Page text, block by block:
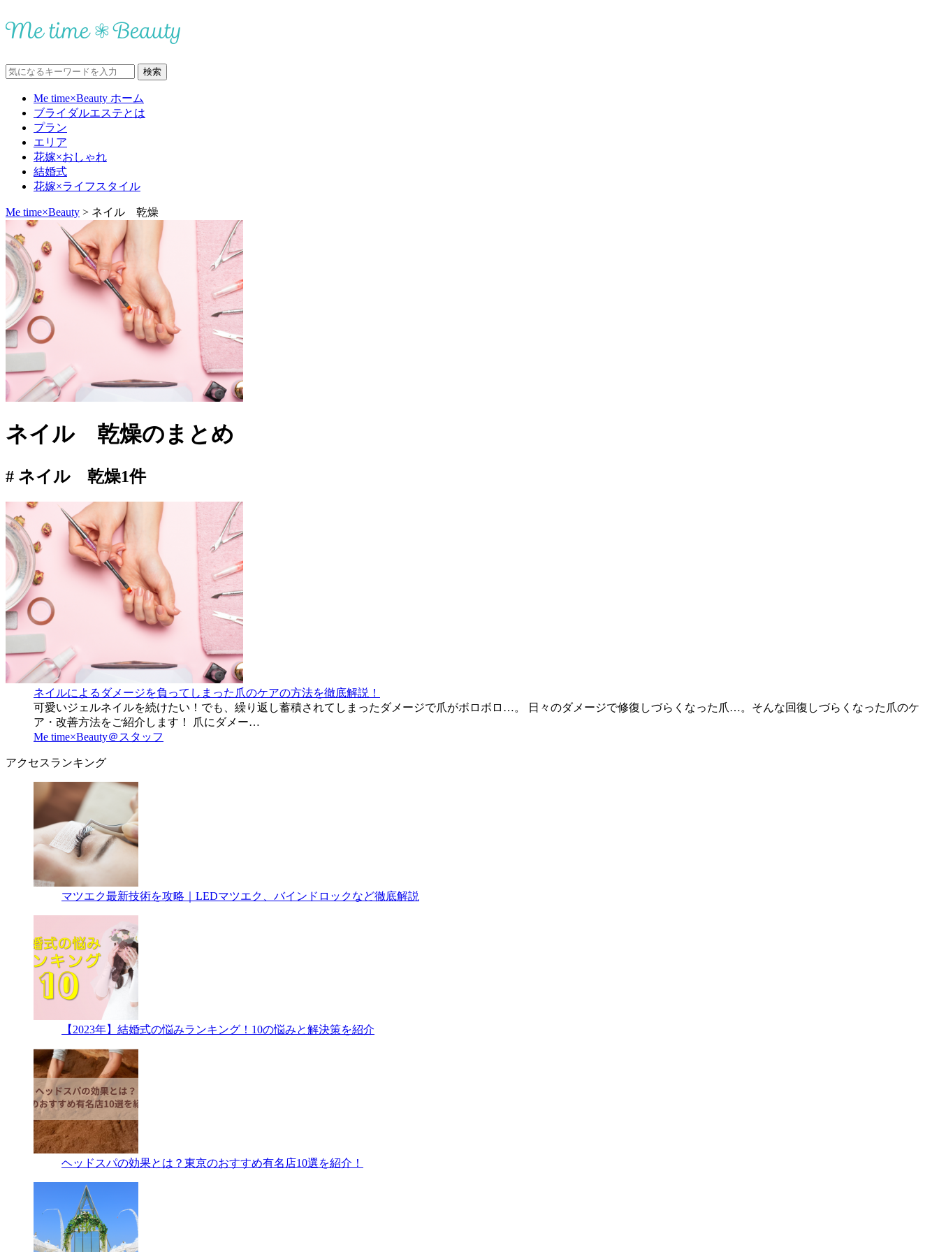
Me time×Beauty ホーム
ブライダルエステとは
プラン
エリア
花嫁×おしゃれ
結婚式
花嫁×ライフスタイル
Me time×Beauty > ネイル 乾燥
ネイル 乾燥のまとめ
# ネイル 乾燥1件
ネイルによるダメージを負ってしまった爪のケアの方法を徹底解説！
可愛いジェルネイルを続けたい！でも、繰り返し蓄積されてしまったダメージで爪がボロボロ…。 日々のダメージで修復しづらくなった爪…。そんな回復しづらくなった爪のケ
ア・改善方法をご紹介します！ 爪にダメー…
Me time×Beauty＠スタッフ
アクセスランキング
マツエク最新技術を攻略｜LEDマツエク、バインドロックなど徹底解説
【2023年】結婚式の悩みランキング！10の悩みと解決策を紹介
ヘッドスパの効果とは？東京のおすすめ有名店10選を紹介！